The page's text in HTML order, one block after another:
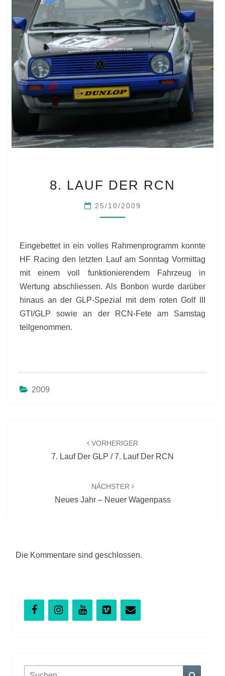
LAUF
8. LAUF DER RCN
25/10/2009
Eingebettet in ein volles Rahmenprogramm konnte
HF Racing den letzten Lauf am Sonntag Vormittag
mit einem voll funktionierendem Fahrzeug in
Wertung abschliessen. Als Bonbon wurde darüber
hinaus an der GLP-Spezial mit dem roten Golf III
GTI/GLP sowie an der RCN-Fete am Samstag
teilgenommen.
2009
VORHERIGER
7. Lauf Der GLP / 7. Lauf Der RCN
NÄCHSTER
Neues Jahr – Neuer Wagenpass
Die Kommentare sind geschlossen.
Suchen